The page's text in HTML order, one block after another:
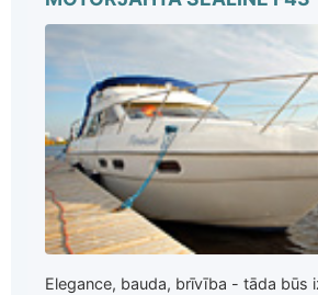
Elegance, bauda, brīvība - tāda būs